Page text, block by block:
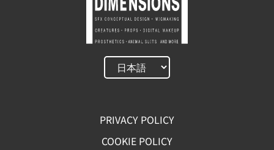
PRIVACY POLICY
COOKIE POLICY